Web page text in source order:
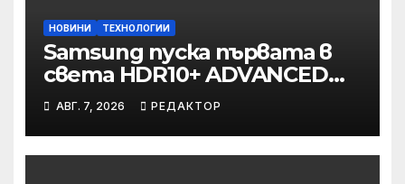
НОВИНИ ТЕХНОЛОГИИ
Samsung пуска първата в
света HDR10+ ADVANCED
стрийминг услуга в Prime
Video
АВГ. 7, 2026 РЕДАКТОР